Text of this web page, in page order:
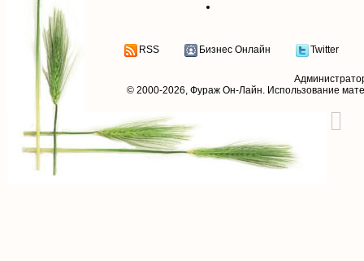
RSS Бизнес Онлайн Twitter
© 2000-2026, Фураж Он-Лайн. Использование